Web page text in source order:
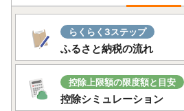
らくらく3ステップ
ふるさと納税の流れ
控除上限額の限度額と目安
控除シミュレーション